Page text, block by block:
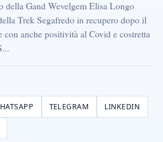
della Gand Wevelgem Elisa Longo
Trek Segafredo in recupero dopo il
anche positività al Covid e costretta
TELEGRAM LINKEDIN